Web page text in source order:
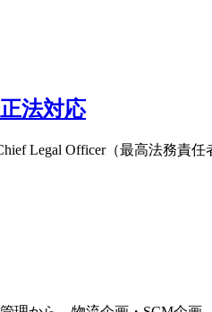
法対応
Legal Officer（最高法務責